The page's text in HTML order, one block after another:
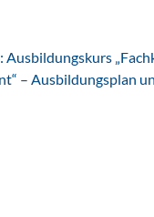
– Ausbildungsplan